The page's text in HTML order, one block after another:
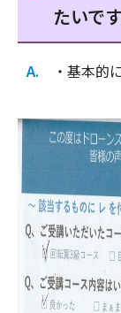
たいで
・基本的